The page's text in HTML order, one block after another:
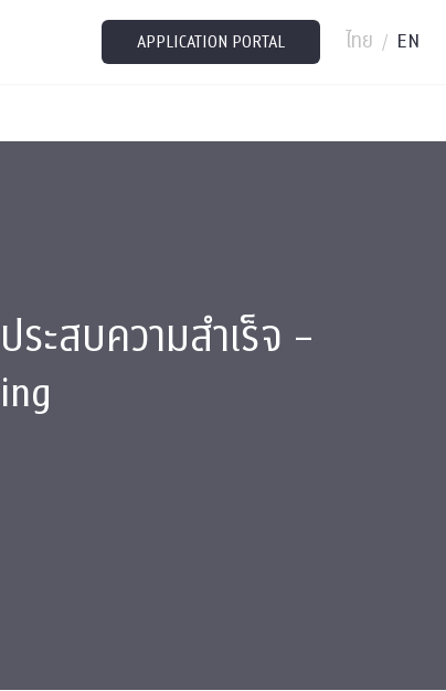
APPLICATION PORTAL ไทย / EN
ระสบความสำเร็จ –